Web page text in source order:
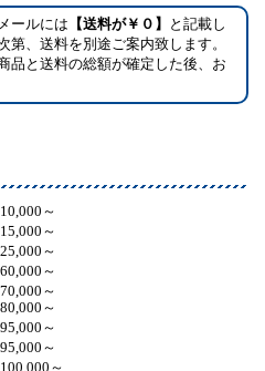
ールには 【送料が￥０】
と記載し
、送料を別途ご案内致します。
品と送料の総額が確定した後、お
～
～
～
～
～
～
～
～
～